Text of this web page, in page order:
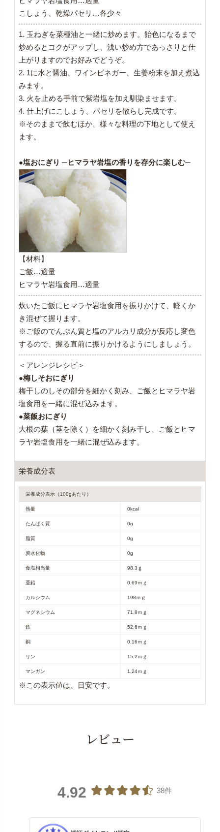
こしょう、乾燥パセリ…各少々
1. 玉ねぎを菜種油と一緒に炒めます。飴色になるまで
炒めるとコクがアップし、浅い炒め方であっさりと仕
上がりますのでお好みでどうぞ。
2. 1に水と醤油、ワインビネガー、生姜粉末を加え煮込
みます。
3. 火を止める手前で紫岩塩を加え馴染ませます。
4. 仕上げにこしょう、パセリを散らし完成です。
※そのままで飲むほか、様々な料理の下地として使え
ます。
●塩おにぎり ─ヒマラヤ岩塩の香りを存分に楽しむ─
【材料】
ご飯…適量
ヒマラヤ岩塩食用…適量
炊いたご飯にヒマラヤ岩塩食用を振りかけて、軽くか
き混ぜて握ります。
※ご飯のでんぷん質と塩のアルカリ成分が反応し変色
するので、握る直前に振りかけるようにしましょう。
＜アレンジレシピ＞
●梅しそおにぎり
梅干しのしその部分を細かく刻み、ご飯とヒマラヤ岩
塩食用を一緒に混ぜ込みます。
●菜飯おにぎり
大根の葉（茎を除く）を細かく刻み干し、ご飯とヒマ
ラヤ岩塩食用を一緒に混ぜ込みます。
栄養成分表
栄養成分表示（100gあたり）
熱量 0kcal
たんぱく質 0g
脂質 0g
炭水化物 0g
食塩相当量 98.3ｇ
亜鉛 0.69ｍｇ
カルシウム 198ｍｇ
マグネシウム 71.8ｍｇ
鉄 52.6ｍｇ
銅 0.16ｍｇ
リン 15.2ｍｇ
マンガン 1.24ｍｇ
※この表示値は、目安です。
レビュー
4.92 38件